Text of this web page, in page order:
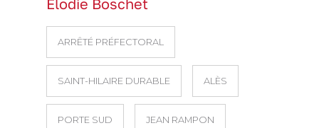
Elodie Boschet
ARRÊTÉ PRÉFECTORAL
SAINT-HILAIRE DURABLE ALÈS
PORTE SUD JEAN RAMPON